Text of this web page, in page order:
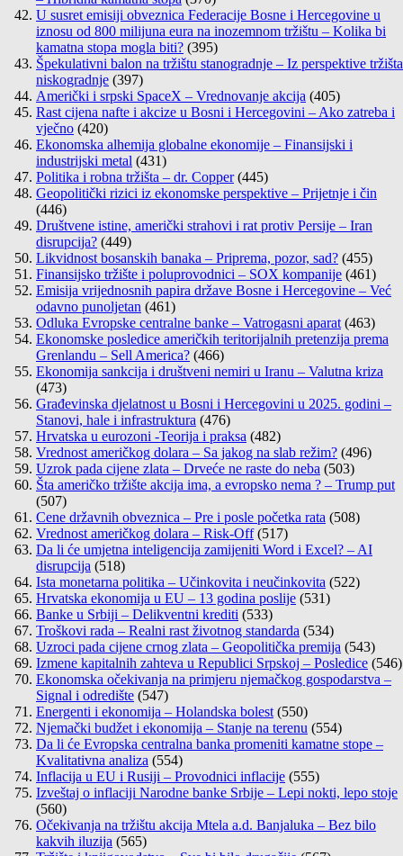
U susret emisiji obveznica Federacije Bosne i Hercegovine u
iznosu od 800 milijuna eura na inozemnom tržištu – Kolika bi
kamatna stopa mogla biti? (395)
Špekulativni balon na tržištu stanogradnje – Iz perspektive tržišta
niskogradnje (397)
Američki i srpski SpaceX – Vrednovanje akcija (405)
Rast cijena nafte i akcize u Bosni i Hercegovini – Ako zatreba i
vječno (420)
Ekonomska alhemija globalne ekonomije – Finansijski i
industrijski metal (431)
Politika i robna tržišta – dr. Copper (445)
Geopolitički rizici iz ekonomske perspektive – Prijetnje i čin
(446)
Društvene istine, američki strahovi i rat protiv Persije – Iran
disrupcija? (449)
Likvidnost bosanskih banaka – Priprema, pozor, sad? (455)
Finansijsko tržište i poluprovodnici – SOX kompanije (461)
Emisija vrijednosnih papira države Bosne i Hercegovine – Već
odavno punoljetan (461)
Odluka Evropske centralne banke – Vatrogasni aparat (463)
Ekonomske posledice američkih teritorijalnih pretenzija prema
Grenlandu – Sell America? (466)
Ekonomija sankcija i društveni nemiri u Iranu – Valutna kriza
(473)
Građevinska djelatnost u Bosni i Hercegovini u 2025. godini –
Stanovi, hale i infrastruktura (476)
Hrvatska u eurozoni -Teorija i praksa (482)
Vrednost američkog dolara – Sa jakog na slab režim? (496)
Uzrok pada cijene zlata – Drveće ne raste do neba (503)
Šta američko tržište akcija ima, a evropsko nema ? – Trump put
(507)
Cene državnih obveznica – Pre i posle početka rata (508)
Vrednost američkog dolara – Risk-Off (517)
Da li će umjetna inteligencija zamijeniti Word i Excel? – AI
disrupcija (518)
Ista monetarna politika – Učinkovita i neučinkovita (522)
Hrvatska ekonomija u EU – 13 godina poslije (531)
Banke u Srbiji – Delikventni krediti (533)
Troškovi rada – Realni rast životnog standarda (534)
Uzroci pada cijene crnog zlata – Geopolitička premija (543)
Izmene kapitalnih zahteva u Republici Srpskoj – Posledice (546)
Ekonomska očekivanja na primjeru njemačkog gospodarstva –
Signal i odredište (547)
Energenti i ekonomija – Holandska bolest (550)
Njemački budžet i ekonomija – Stanje na terenu (554)
Da li će Evropska centralna banka promeniti kamatne stope –
Kvalitativna analiza (554)
Inflacija u EU i Rusiji – Provodnici inflacije (555)
Izveštaj o inflaciji Narodne banke Srbije – Lepi nokti, lepo stoje
(560)
Očekivanja na tržištu akcija Mtela a.d. Banjaluka – Bez bilo
kakvih iluzija (565)